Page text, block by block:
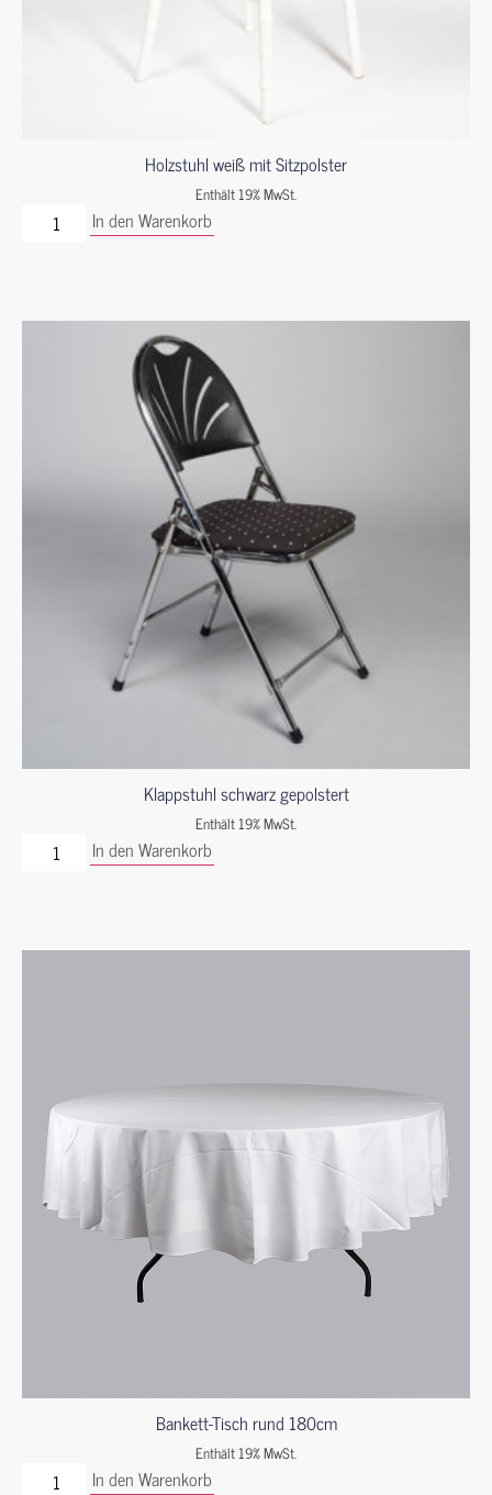
Holzstuhl weiß mit Sitzpolster
Enthält 19% MwSt.
In den Warenkorb
Klappstuhl schwarz gepolstert
Enthält 19% MwSt.
In den Warenkorb
Bankett-Tisch rund 180cm
Enthält 19% MwSt.
In den Warenkorb